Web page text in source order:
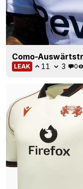
Como-
LEAK 11 3 0